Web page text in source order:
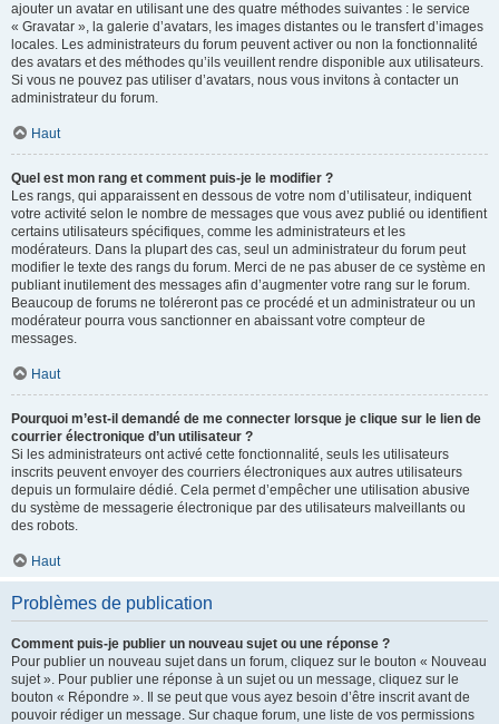
ajouter un avatar en utilisant une des quatre méthodes suivantes : le service
« Gravatar », la galerie d’avatars, les images distantes ou le transfert d’images
locales. Les administrateurs du forum peuvent activer ou non la fonctionnalité
des avatars et des méthodes qu’ils veuillent rendre disponible aux utilisateurs.
Si vous ne pouvez pas utiliser d’avatars, nous vous invitons à contacter un
administrateur du forum.
Haut
Quel est mon rang et comment puis-je le modifier ?
Les rangs, qui apparaissent en dessous de votre nom d’utilisateur, indiquent
votre activité selon le nombre de messages que vous avez publié ou identifient
certains utilisateurs spécifiques, comme les administrateurs et les
modérateurs. Dans la plupart des cas, seul un administrateur du forum peut
modifier le texte des rangs du forum. Merci de ne pas abuser de ce système en
publiant inutilement des messages afin d’augmenter votre rang sur le forum.
Beaucoup de forums ne toléreront pas ce procédé et un administrateur ou un
modérateur pourra vous sanctionner en abaissant votre compteur de
messages.
Haut
Pourquoi m’est-il demandé de me connecter lorsque je clique sur le lien de
courrier électronique d’un utilisateur ?
Si les administrateurs ont activé cette fonctionnalité, seuls les utilisateurs
inscrits peuvent envoyer des courriers électroniques aux autres utilisateurs
depuis un formulaire dédié. Cela permet d’empêcher une utilisation abusive
du système de messagerie électronique par des utilisateurs malveillants ou
des robots.
Haut
Problèmes de publication
Comment puis-je publier un nouveau sujet ou une réponse ?
Pour publier un nouveau sujet dans un forum, cliquez sur le bouton « Nouveau
sujet ». Pour publier une réponse à un sujet ou un message, cliquez sur le
bouton « Répondre ». Il se peut que vous ayez besoin d’être inscrit avant de
pouvoir rédiger un message. Sur chaque forum, une liste de vos permissions